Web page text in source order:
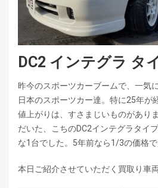
DC2 インテグラ タ
昨今のスポーツカーブームで、一気
日本のスポーツカー達。特に25年が
値上がりは、すさまじいものがあり
だいた、こちのDC2インテグラタイ
な1台でした。5年前なら1/3の価格で
本日ご紹介させていただく買取り車